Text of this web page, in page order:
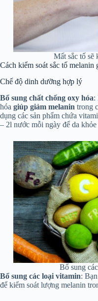
Mất sắc tố sẽ
Cách kiểm soát sắc tố melanin
Chế độ dinh dưỡng hợp lý
Bổ sung chất chống oxy hóa:
hóa giúp giảm melanin trong
dụng các sản phẩm chứa
– 2l nước mỗi ngày để da khỏe
Bổ sung
Bổ sung các loại vitamin:
để kiểm soát lượng melanin